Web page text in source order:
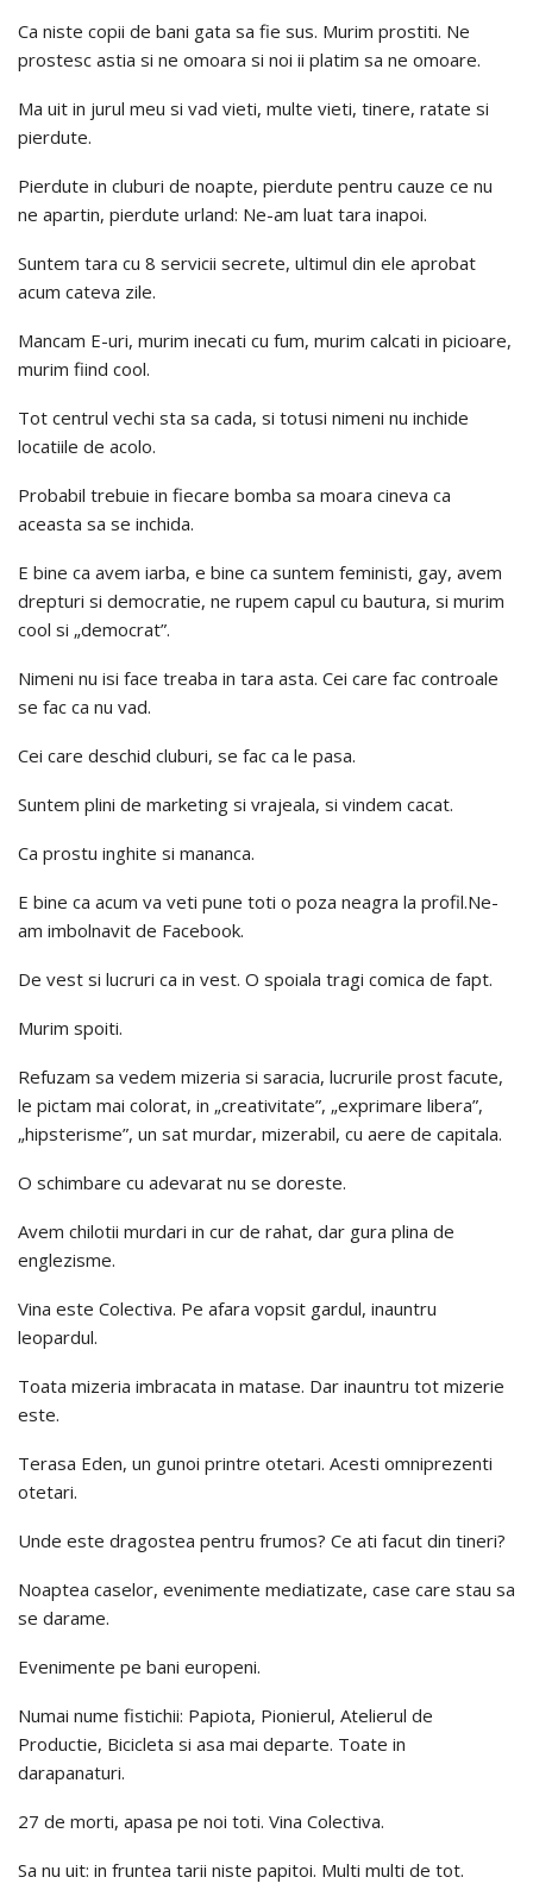
Ca niste copii de bani gata sa fie sus. Murim prostiti. Ne
prostesc astia si ne omoara si noi ii platim sa ne omoare.
Ma uit in jurul meu si vad vieti, multe vieti, tinere, ratate si
pierdute.
Pierdute in cluburi de noapte, pierdute pentru cauze ce nu
ne apartin, pierdute urland: Ne-am luat tara inapoi.
Suntem tara cu 8 servicii secrete, ultimul din ele aprobat
acum cateva zile.
Mancam E-uri, murim inecati cu fum, murim calcati in picioare,
murim fiind cool.
Tot centrul vechi sta sa cada, si totusi nimeni nu inchide
locatiile de acolo.
Probabil trebuie in fiecare bomba sa moara cineva ca
aceasta sa se inchida.
E bine ca avem iarba, e bine ca suntem feministi, gay, avem
drepturi si democratie, ne rupem capul cu bautura, si murim
cool si „democrat”.
Nimeni nu isi face treaba in tara asta. Cei care fac controale
se fac ca nu vad.
Cei care deschid cluburi, se fac ca le pasa.
Suntem plini de marketing si vrajeala, si vindem cacat.
Ca prostu inghite si mananca.
E bine ca acum va veti pune toti o poza neagra la profil.Ne-
am imbolnavit de Facebook.
De vest si lucruri ca in vest. O spoiala tragi comica de fapt.
Murim spoiti.
Refuzam sa vedem mizeria si saracia, lucrurile prost facute,
le pictam mai colorat, in „creativitate”, „exprimare libera”,
„hipsterisme”, un sat murdar, mizerabil, cu aere de capitala.
O schimbare cu adevarat nu se doreste.
Avem chilotii murdari in cur de rahat, dar gura plina de
englezisme.
Vina este Colectiva. Pe afara vopsit gardul, inauntru
leopardul.
Toata mizeria imbracata in matase. Dar inauntru tot mizerie
este.
Terasa Eden, un gunoi printre otetari. Acesti omniprezenti
otetari.
Unde este dragostea pentru frumos? Ce ati facut din tineri?
Noaptea caselor, evenimente mediatizate, case care stau sa
se darame.
Evenimente pe bani europeni.
Numai nume fistichii: Papiota, Pionierul, Atelierul de
Productie, Bicicleta si asa mai departe. Toate in
darapanaturi.
27 de morti, apasa pe noi toti. Vina Colectiva.
Sa nu uit: in fruntea tarii niste papitoi. Multi multi de tot.